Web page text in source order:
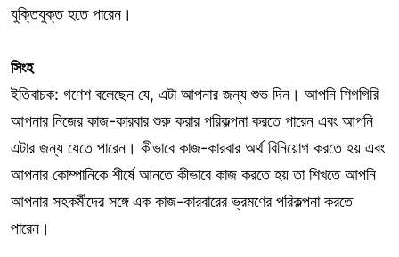
যুক্তিযুক্ত হতে পারেন।
সিংহ
ইতিবাচক: গণেশ বলেছেন যে, এটা আপনার জন্য শুভ দিন। আপনি শিগগিরি
আপনার নিজের কাজ-কারবার শুরু করার পরিকল্পনা করতে পারেন এবং আপনি
এটার জন্য যেতে পারেন। কীভাবে কাজ-কারবার অর্থ বিনিয়োগ করতে হয় এবং
আপনার কোম্পানিকে শীর্ষে আনতে কীভাবে কাজ করতে হয় তা শিখতে আপনি
আপনার সহকর্মীদের সঙ্গে এক কাজ-কারবারের ভ্রমণের পরিকল্পনা করতে
পারেন।